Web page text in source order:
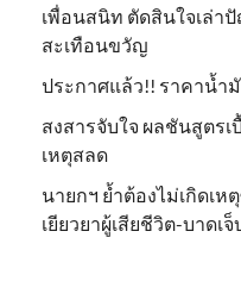
เพื่อนสนิท ตัดสินใจเล่า
สะเทือนขวัญ
ประกาศแล้ว!! ราคาน้ำ
สงสารจับใจ ผลชันสูตรเ
เหตุสลด
นายกฯ ย้ำต้องไม่เกิดเห
เยียวยาผู้เสียชีวิต-บาดเจ็